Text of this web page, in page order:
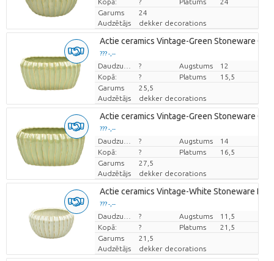
Kopā:
? Platums
24
Garums
24
Audzētājs
dekker decorations
Actie ceramics Vintage-Green Stoneware
??? -,--
Cena par vienību
? Augstums
12
Kopā:
? Platums
15,5
Garums
25,5
Audzētājs
dekker decorations
Actie ceramics Vintage-Green Stoneware
??? -,--
Cena par vienību
? Augstums
14
Kopā:
? Platums
16,5
Garums
27,5
Audzētājs
dekker decorations
Actie ceramics Vintage-White Stoneware
??? -,--
Cena par vienību
? Augstums
11,5
Kopā:
? Platums
21,5
Garums
21,5
Audzētājs
dekker decorations